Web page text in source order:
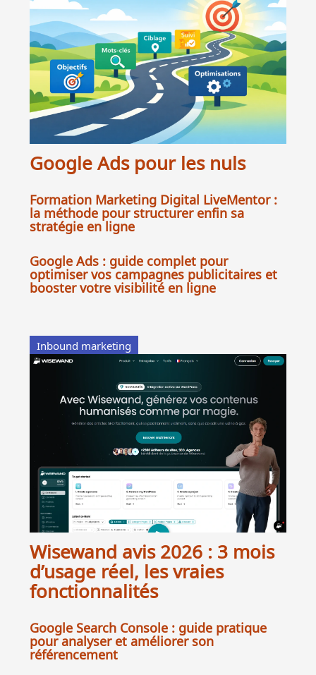
Google Ads pour les nuls
Formation Marketing Digital LiveMentor :
la méthode pour structurer enfin sa
stratégie en ligne
Google Ads : guide complet pour
optimiser vos campagnes publicitaires et
booster votre visibilité en ligne
Inbound marketing
Wisewand avis 2026 : 3 mois
d’usage réel, les vraies
fonctionnalités
Google Search Console : guide pratique
pour analyser et améliorer son
référencement